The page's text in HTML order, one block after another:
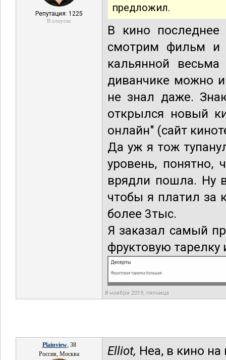
Репутация: 1225
В отпуске
предложил.
В кино
смотрим фильм и
кальянной
диванчике можно
не знал даже.
открылся новый
онлайн" (сайт
Да уж я тож
уровень, понятно,
врядли пошла. Ну
чтобы я платил за
более 3тыс.
Я заказал самый
фруктовую тарелку
8 ноября 2019, пятница
Plainview, 38
Россия, Москва
Elliot, Неа, в кино на